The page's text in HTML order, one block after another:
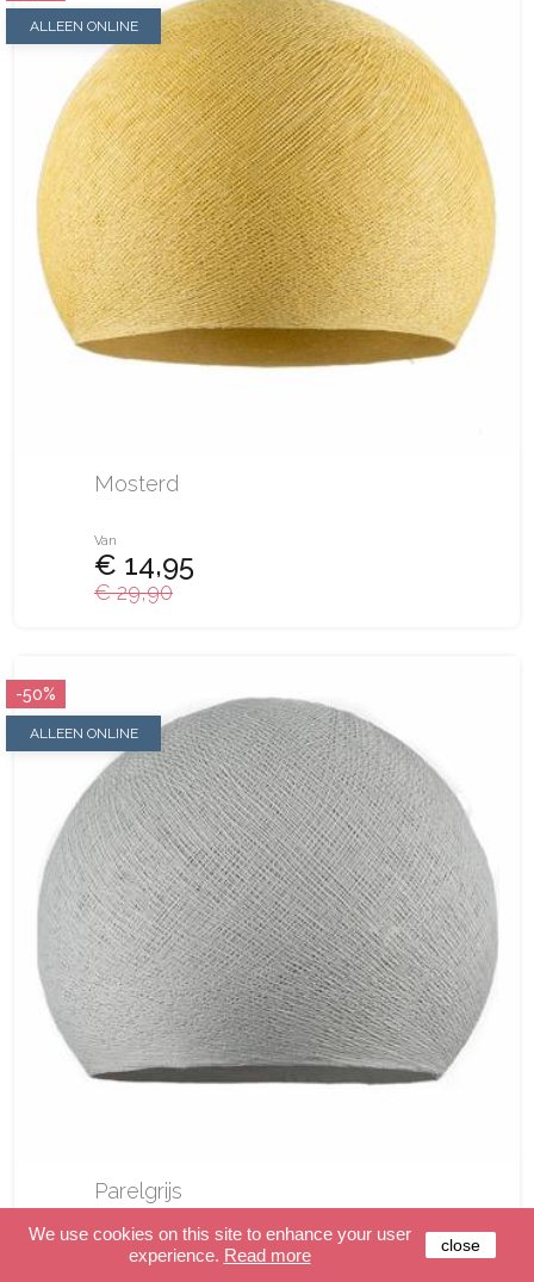
ALLEEN ONLINE
Mosterd
Van
€ 14,95
€ 29,90
ALLEEN ONLINE
-50%
Parelgrijs
€ 14,95
We use cookies on this site to enhance your user
experience. Read more close